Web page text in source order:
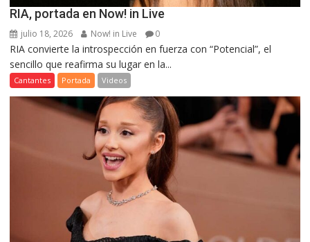
RIA, portada en Now! in Live
julio 18, 2026 Now! in Live 0
RIA convierte la introspección en fuerza con “Potencial”, el
sencillo que reafirma su lugar en la...
Cantantes Portada Videos